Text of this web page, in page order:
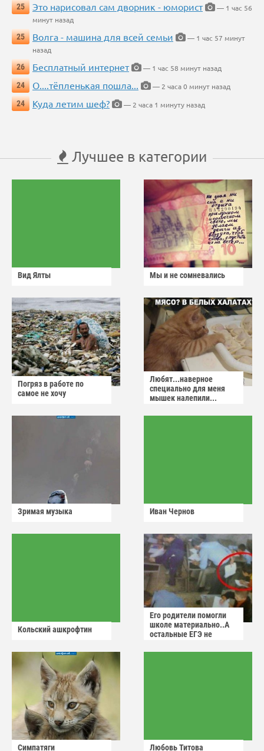
25
Это нарисовал сам дворник - юморист
— 1 час 56
минут назад
25
Волга - машина для всей семьи
— 1 час 57 минут
назад
26
Бесплатный интернет
— 1 час 58 минут назад
24
О....тёпленькая пошла...
— 2 часа 0 минут назад
24
Куда летим шеф? — 2 часа 1 минуту назад
Лучшее в категории
Вид Ялты Мы и не сомневались
Погряз в работе по
самое не хочу
Любят...наверное
специально для меня
мышек налепили...
Зримая музыка Иван Чернов
Кольский ашкрофтин
Его родители помогли
школе материально..А
остальные ЕГЭ не
Симпатяги Любовь Титова